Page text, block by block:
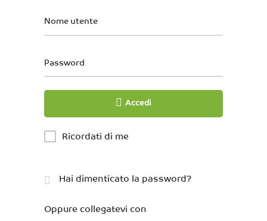
Nome utente
Password
Accedi
Ricordati di me
Hai dimenticato la password?
Oppure collegatevi con